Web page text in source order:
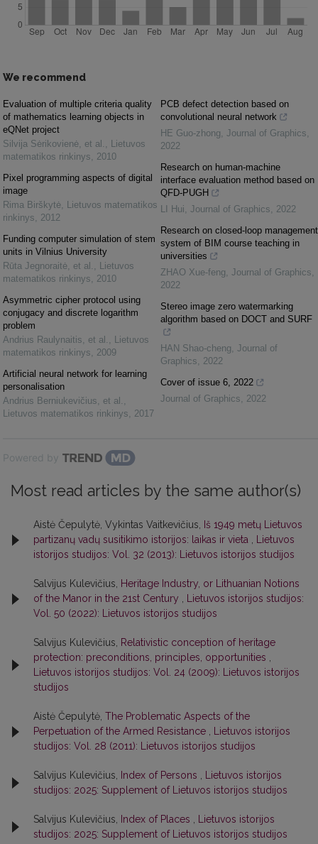
We recommend
Evaluation of multiple criteria quality
of mathematics learning objects in
eQNet project
Silvija Sėrikovienė, et al. , Lietuvos
matematikos rinkinys, 2010
Pixel programming aspects of digital
image
Rima Birškytė, Lietuvos matematikos
rinkinys, 2012
Funding computer simulation of stem
units in Vilnius University
Rūta Jegnoraitė, et al. , Lietuvos
matematikos rinkinys, 2010
Asymmetric cipher protocol using
conjugacy and discrete logarithm
problem
Andrius Raulynaitis, et al. , Lietuvos
matematikos rinkinys, 2009
Artificial neural network for learning
personalisation
Andrius Berniukevičius, et al. ,
Lietuvos matematikos rinkinys, 2017
PCB defect detection based on
convolutional neural network
HE Guo-zhong, Journal of Graphics,
2022
Research on human-machine
interface evaluation method based on
QFD-PUGH
LI Hui, Journal of Graphics, 2022
Research on closed-loop management
system of BIM course teaching in
universities
ZHAO Xue-feng, Journal of Graphics,
2022
Stereo image zero watermarking
algorithm based on DOCT and SURF
HAN Shao-cheng, Journal of
Graphics, 2022
Cover of issue 6, 2022
Journal of Graphics, 2022
Powered by
Most read articles by the same author(s)
Aistė Čepulytė, Vykintas Vaitkevičius,
Iš 1949 metų Lietuvos
partizanų vadų susitikimo istorijos: laikas ir vieta
Lietuvos
istorijos studijos: Vol. 32 (2013): Lietuvos istorijos studijos
Salvijus Kulevičius,
Heritage Industry, or Lithuanian Notions
of the Manor in the 21st Century
Lietuvos istorijos studijos:
Vol. 50 (2022): Lietuvos istorijos studijos
Salvijus Kulevičius,
Relativistic conception of heritage
protection: preconditions, principles, opportunities
Lietuvos istorijos studijos: Vol. 24 (2009): Lietuvos istorijos
studijos
Aistė Čepulytė, The Problematic Aspects of the
Perpetuation of the Armed Resistance
Lietuvos istorijos
studijos: Vol. 28 (2011): Lietuvos istorijos studijos
Salvijus Kulevičius, Index of Persons
Lietuvos istorijos
studijos: 2025: Supplement of Lietuvos istorijos studijos
Salvijus Kulevičius, Index of Places
Lietuvos istorijos
studijos: 2025: Supplement of Lietuvos istorijos studijos